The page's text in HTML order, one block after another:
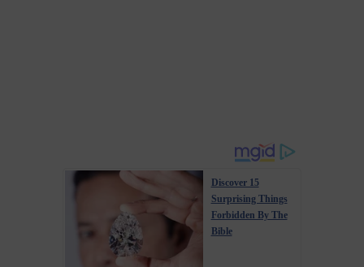
Discover 15
Surprising Things
Forbidden By The
Bible